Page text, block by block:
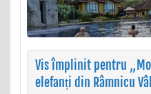
Vis împlinit pentru
elefanți din Râmnicu